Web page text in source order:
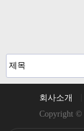
회사소개
Copyright ©